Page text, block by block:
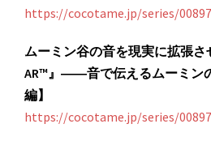
https://cocotame.jp/series/
ムーミン谷の音を現実に拡張さ
AR™』――音で伝えるムーミン
編】
https://cocotame.jp/series/